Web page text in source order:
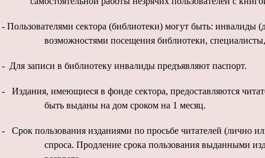
- Пользователями сектора (библиотеки) могут быть:
возможностями посещения библиотеки,
- Для записи в библиотеку инвалиды предъявляют паспорт.
- Издания, имеющиеся в фонде сектора, предоставляются
быть выданы на дом сроком на 1 месяц.
- Срок пользования изданиями по просьбе читателей (лично
спроса. Продление срока пользования выданными